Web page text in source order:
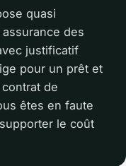
quasi
des
justificatif
pour un prêt et
de
êtes en faute
le coût